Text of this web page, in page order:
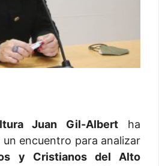
Juan Gil-Albert ha
encuentro para analizar
y Cristianos del Alto